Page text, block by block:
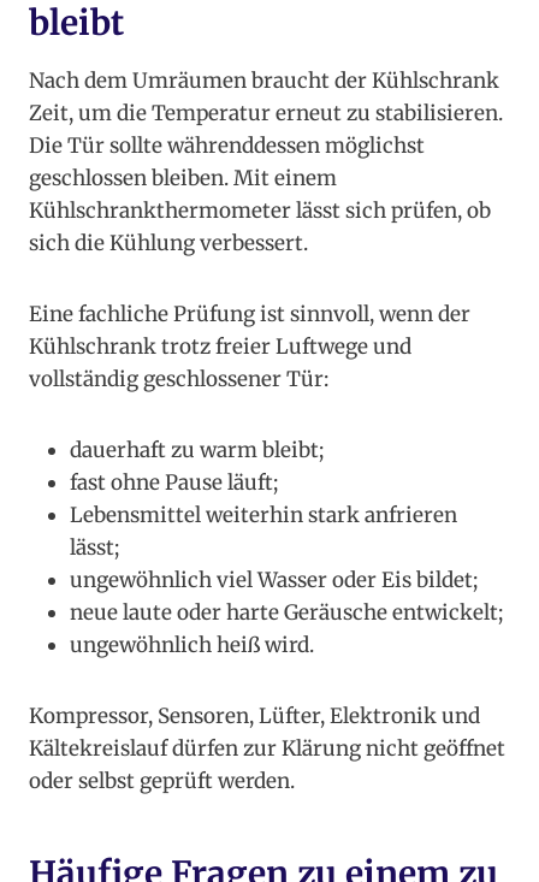
bleibt
Nach dem Umräumen braucht der Kühlschrank
Zeit, um die Temperatur erneut zu stabilisieren.
Die Tür sollte währenddessen möglichst
geschlossen bleiben. Mit einem
Kühlschrankthermometer lässt sich prüfen, ob
sich die Kühlung verbessert.
Eine fachliche Prüfung ist sinnvoll, wenn der
Kühlschrank trotz freier Luftwege und
vollständig geschlossener Tür:
dauerhaft zu warm bleibt;
fast ohne Pause läuft;
Lebensmittel weiterhin stark anfrieren
lässt;
ungewöhnlich viel Wasser oder Eis bildet;
neue laute oder harte Geräusche entwickelt;
ungewöhnlich heiß wird.
Kompressor, Sensoren, Lüfter, Elektronik und
Kältekreislauf dürfen zur Klärung nicht geöffnet
oder selbst geprüft werden.